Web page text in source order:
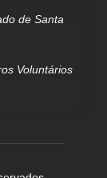
de Santa
Voluntários